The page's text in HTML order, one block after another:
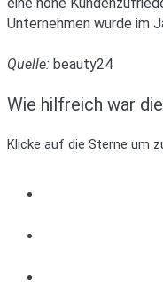
Unternehmen wurde im
Quelle: beauty24
Wie hilfreich war
Klicke auf die Sterne um